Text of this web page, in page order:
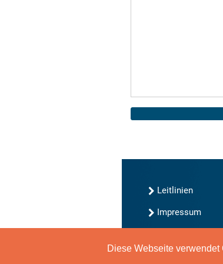
Diese Webseite
Leitlinien
Impressum